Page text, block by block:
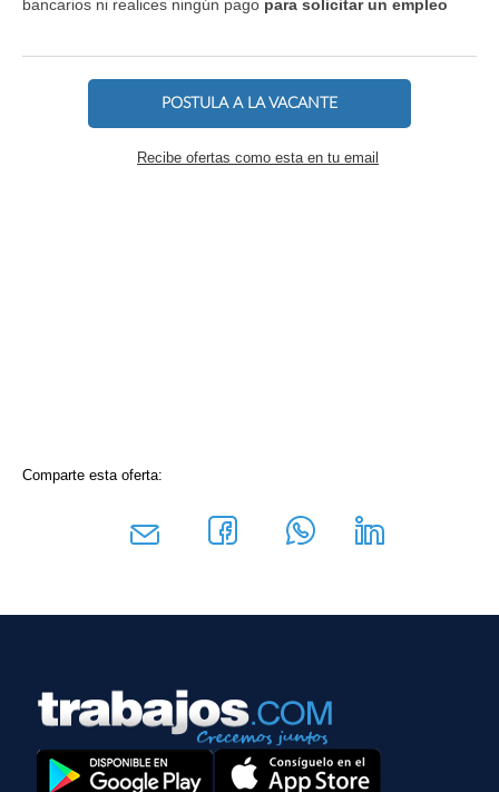
bancarios ni realices ningún pago para solicitar un empleo
POSTULA A LA VACANTE
Recibe ofertas como esta en tu email
Comparte esta oferta: